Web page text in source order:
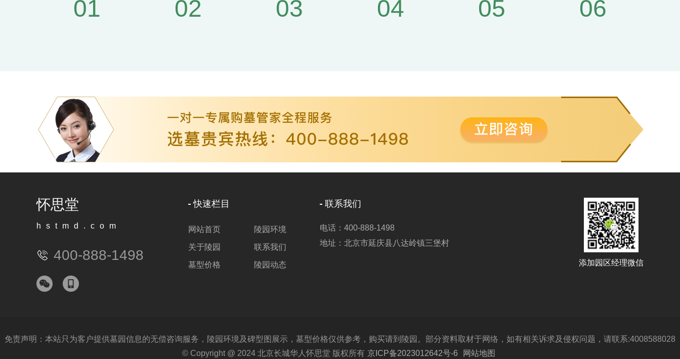
01 02 03 04 05 06
怀思堂
hstmd.com
400-888-1498
快速栏目
网站首页 陵园环境
关于陵园 联系我们
墓型价格 陵园动态
联系我们
电话：400-888-1498
地址：北京市延庆县八达岭镇三堡村
添加园区经理微信
免责声明：本站只为客户提供墓园信息的无偿咨询服务，陵园环境及碑型图展示，墓型价格仅供参考，购买请到陵园。部分资料取材于网络，如有相关诉求及侵权问题，请联系:4008588028
© Copyright @ 2024 北京长城华人怀思堂 版权所有 京ICP备2023012642号-6 网站地图